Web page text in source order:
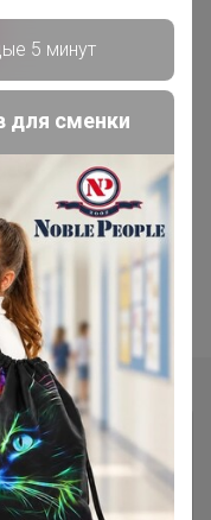
4.4K 10
из46
5 минут
сменки